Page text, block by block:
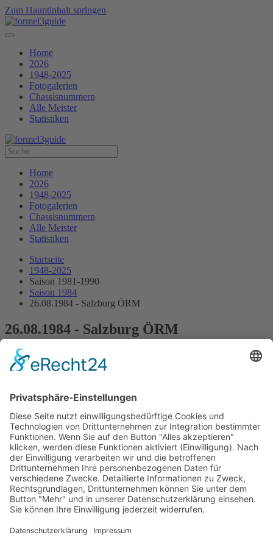
Zum Hauptinhalt springen
Home
2026
1948-2025
Fotogalerien
Chassisnummern
Alle Meister
Statistiken
Home
2026
1948-2025
Fotogalerien
Chassisnummern
Alle Meister
Statistiken
Startseite
1948-2025
Saison 1981-1990
Saison 1984
26.08.1984 - Salzburg ÖRM
26.08.1984 - Salzburg ÖRM
6.Lauf Österreichische Rennwagen Meisterschaft
Alle Ergebnisse:
Nennungsliste
Gesamtergebnis Zeittraining 1+2 Original Zeitnahme
Startaufstellung
Original Zeitnahme
Ergebnis Rennen
Original Zeitnahme
Impressum